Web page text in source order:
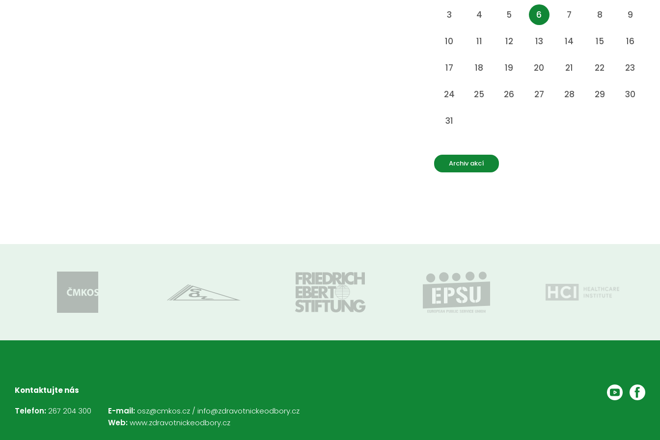
3 4 5 6 7 8 9
10 11 12 13 14 15 16
17 18 19 20 21 22 23
24 25 26 27 28 29 30
31
Archiv akcí
Kontaktujte nás
Telefon: 267 204 300 E-mail: osz@cmkos.cz / info@zdravotnickeodbory.cz
Web:www.zdravotnickeodbory.cz